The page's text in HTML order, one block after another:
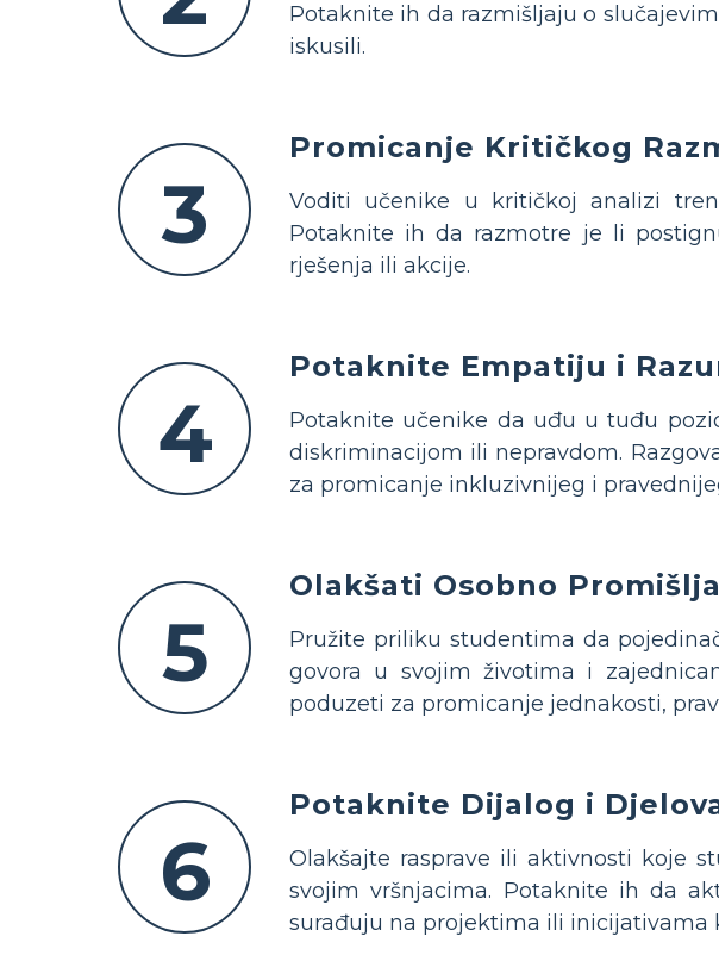
Potaknite ih da razmišljaju o
iskusili.
3
Promicanje Kritičkog
Voditi učenike u kritičkoj analizi
Potaknite ih da razmotre je li
rješenja ili akcije.
4
Potaknite Empatiju i
Potaknite učenike da uđu u tuđu
diskriminacijom ili nepravdom.
za promicanje inkluzivnijeg i
5
Olakšati Osobno
Pružite priliku studentima da
govora u svojim životima i
poduzeti za promicanje jednakosti,
6
Potaknite Dijalog i
Olakšajte rasprave ili aktivnosti koje
svojim vršnjacima. Potaknite ih da
surađuju na projektima ili inicijativama